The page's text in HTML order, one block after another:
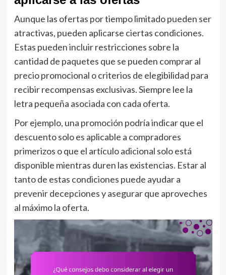
Aunque las ofertas por tiempo limitado pueden ser
atractivas, pueden aplicarse ciertas condiciones.
Estas pueden incluir restricciones sobre la
cantidad de paquetes que se pueden comprar al
precio promocional o criterios de elegibilidad para
recibir recompensas exclusivas. Siempre lee la
letra pequeña asociada con cada oferta.
Por ejemplo, una promoción podría indicar que el
descuento solo es aplicable a compradores
primerizos o que el artículo adicional solo está
disponible mientras duren las existencias. Estar al
tanto de estas condiciones puede ayudar a
prevenir decepciones y asegurar que aproveches
al máximo la oferta.